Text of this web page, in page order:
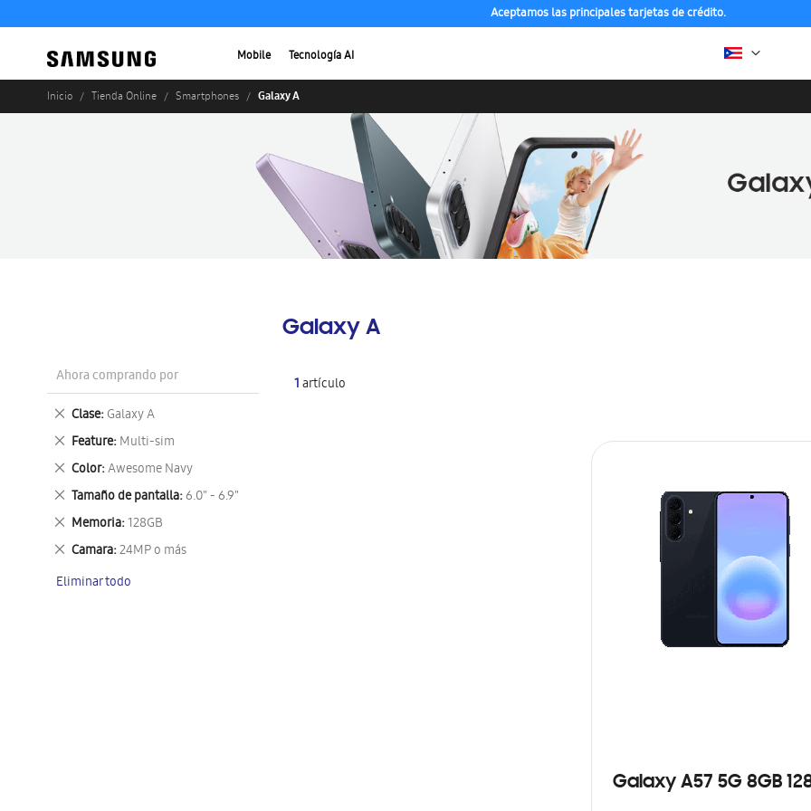
Aceptamos las principales tarjetas de crédito.
Mobile Tecnología AI
Inicio Tienda Online Smartphones Galaxy A
Galaxy A
1artículo
Galaxy A57 5G 8GB
Ahora comprando por
Clase Galaxy A
Eliminar
este
artículo
Feature Multi-sim
Eliminar
este
artículo
Color Awesome Navy
Eliminar
este
artículo
Tamaño de pantalla 6.0" - 6.9"
Eliminar
este
artículo
Memoria 128GB
Eliminar
este
artículo
Camara 24MP o más
Eliminar
artículo
Eliminar todo